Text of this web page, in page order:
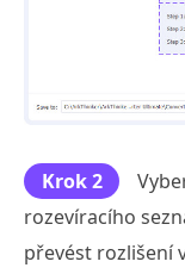
Krok 2
rozevíracího
převést rozlišení